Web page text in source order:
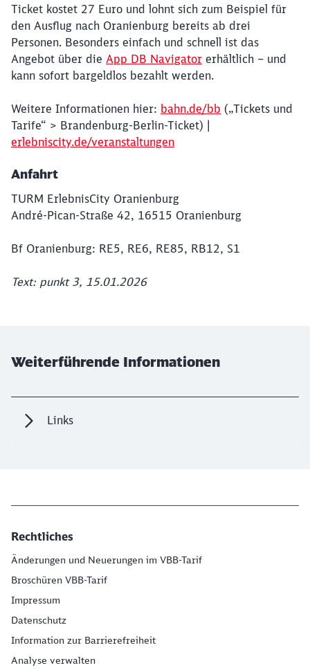
Ticket kostet 27 Euro und lohnt sich zum Beispiel für
den Ausflug nach Oranienburg bereits ab drei
Personen. Besonders einfach und schnell ist das
Angebot über die App DB Navigator erhältlich – und
kann sofort bargeldlos bezahlt werden.
Weitere Informationen hier: bahn.de/bb („Tickets und
Tarife“ > Brandenburg-Berlin-Ticket) |
erlebniscity.de/veranstaltungen
Anfahrt
TURM ErlebnisCity Oranienburg
André-Pican-Straße 42, 16515 Oranienburg
Bf Oranienburg: RE5, RE6, RE85, RB12, S1
Text: punkt 3, 15.01.2026
Weiterführende Informationen
Links
Rechtliches
Änderungen und Neuerungen im VBB-Tarif
Broschüren VBB-Tarif
Impressum
Datenschutz
Information zur Barrierefreiheit
Analyse verwalten
Abbrechen Weiter